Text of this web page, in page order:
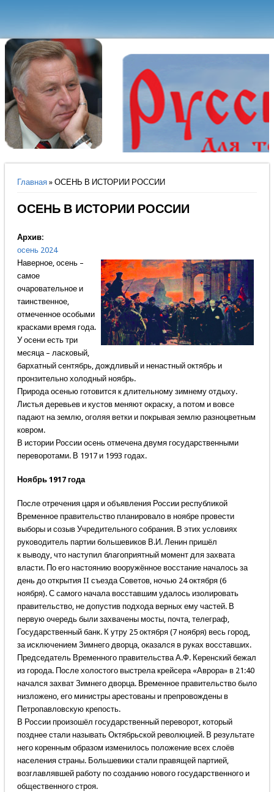
Вы здесь
Главная» ОСЕНЬ В ИСТОРИИ РОССИИ
ОСЕНЬ В ИСТОРИИ РОССИИ
Архив:
осень 2024
Наверное, осень –
самое
очаровательное и
таинственное,
отмеченное особыми
красками время года.
У осени есть три
месяца – ласковый,
бархатный сентябрь, дождливый и ненастный октябрь и
пронзительно холодный ноябрь.
Природа осенью готовится к длительному зимнему отдыху.
Листья деревьев и кустов меняют окраску, а потом и вовсе
падают на землю, оголяя ветки и покрывая землю разноцветным
ковром.
В истории России осень отмечена двумя государственными
переворотами. В 1917 и 1993 годах.
Ноябрь 1917 года
После отречения царя и объявления России республикой
Временное правительство планировало в ноябре провести
выборы и созыв Учредительного собрания. В этих условиях
руководитель партии большевиков В.И. Ленин пришёл
к выводу, что наступил благоприятный момент для захвата
власти. По его настоянию вооружённое восстание началось за
день до открытия II съезда Советов, ночью 24 октября (6
ноября). С самого начала восставшим удалось изолировать
правительство, не допустив подхода верных ему частей. В
первую очередь были захвачены мосты, почта, телеграф,
Государственный банк. К утру 25 октября (7 ноября) весь город,
за исключением Зимнего дворца, оказался в руках восставших.
Председатель Временного правительства А.Ф. Керенский бежал
из города. После холостого выстрела крейсера «Аврора» в 21:40
начался захват Зимнего дворца. Временное правительство было
низложено, его министры арестованы и препровождены в
Петропавловскую крепость.
В России произошёл государственный переворот, который
позднее стали называть Октябрьской революцией. В результате
него коренным образом изменилось положение всех слоёв
населения страны. Большевики стали правящей партией,
возглавлявшей работу по созданию нового государственного и
общественного строя.